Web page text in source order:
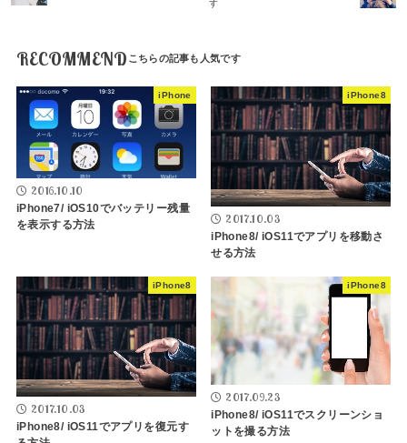
す
RECOMMEND
iPhone
2016.10.10
iPhone7/ iOS10でバッテリー残量
を表示する方法
iPhone8
2017.10.03
iPhone8/ iOS11でアプリを移動さ
せる方法
iPhone8
2017.10.03
iPhone8/ iOS11でアプリを復元す
iPhone8
2017.09.23
iPhone8/ iOS11でスクリーンショ
ットを撮る方法